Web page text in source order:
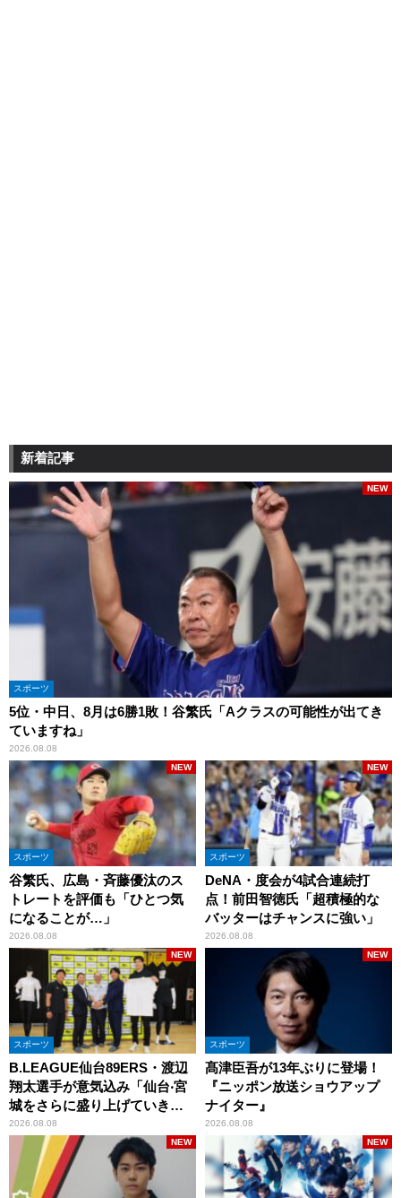
新着記事
スポーツ
5位・中日、8月は6勝1敗！谷繁氏「Aクラスの可能性が出てき
ていますね」
2026.08.08
NEW
スポーツ
谷繁氏、広島・斉藤優汰のス
トレートを評価も「ひとつ気
になることが…」
2026.08.08
NEW
スポーツ
DeNA・度会が4試合連続打
点！前田智徳氏「超積極的な
バッターはチャンスに強い」
2026.08.08
NEW
スポーツ
B.LEAGUE仙台89ERS・渡辺
翔太選手が意気込み「仙台‧宮
城をさらに盛り上げていきた
いです」
2026.08.08
NEW
スポーツ
髙津臣吾が13年ぶりに登場！
『ニッポン放送ショウアップ
ナイター』
2026.08.08
NEW
NEW NEW